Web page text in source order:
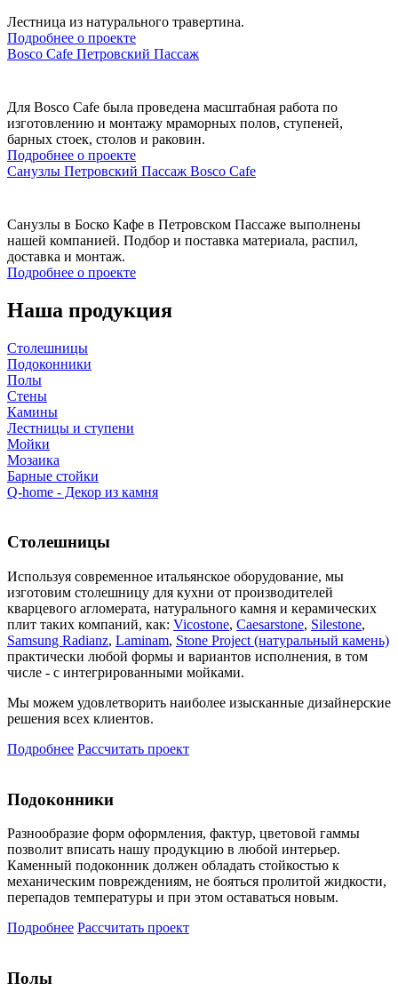
Лестница из натурального травертина.
Подробнее о проекте
Bosco Cafe Петровский Пассаж
Для Bosco Cafe была проведена масштабная работа по
изготовлению и монтажу мраморных полов, ступеней,
барных стоек, столов и раковин.
Подробнее о проекте
Санузлы Петровский Пассаж Bosco Cafe
Санузлы в Боско Кафе в Петровском Пассаже выполнены
нашей компанией. Подбор и поставка материала, распил,
доставка и монтаж.
Подробнее о проекте
Наша продукция
Столешницы
Подоконники
Полы
Стены
Камины
Лестницы и ступени
Мойки
Мозаика
Барные стойки
Q-home - Декор из камня
Столешницы
Используя современное итальянское оборудование, мы
изготовим столешницу для кухни от производителей
кварцевого агломерата, натурального камня и керамических
плит таких компаний, как: Vicostone, Caesarstone, Silestone,
Samsung Radianz, Laminam, Stone Project (натуральный камень)
практически любой формы и вариантов исполнения, в том
числе - с интегрированными мойками.
Мы можем удовлетворить наиболее изысканные дизайнерские
решения всех клиентов.
Подробнее Рассчитать проект
Подоконники
Разнообразие форм оформления, фактур, цветовой гаммы
позволит вписать нашу продукцию в любой интерьер.
Каменный подоконник должен обладать стойкостью к
механическим повреждениям, не бояться пролитой жидкости,
перепадов температуры и при этом оставаться новым.
Подробнее Рассчитать проект
Полы